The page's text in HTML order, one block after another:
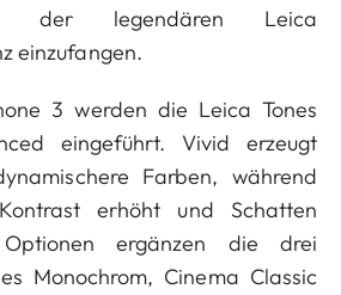
der legendären Leica
einzufangen.
3 werden die Leica Tones
eingeführt. Vivid erzeugt
Farben, während
erhöht und Schatten
ergänzen die drei
Monochrom, Cinema Classic